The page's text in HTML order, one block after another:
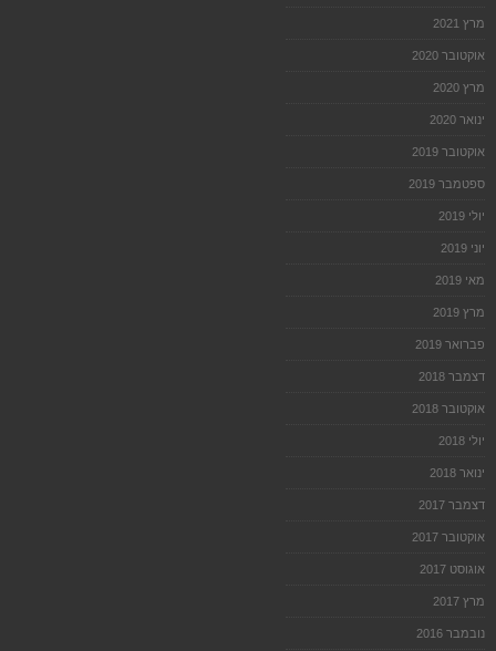
מרץ 2021
אוקטובר 2020
מרץ 2020
ינואר 2020
אוקטובר 2019
ספטמבר 2019
יולי 2019
יוני 2019
מאי 2019
מרץ 2019
פברואר 2019
דצמבר 2018
אוקטובר 2018
יולי 2018
ינואר 2018
דצמבר 2017
אוקטובר 2017
אוגוסט 2017
מרץ 2017
נובמבר 2016